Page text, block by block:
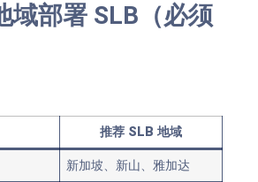
域部署 SLB（必须
推荐 SLB 地域
新加坡、新山、雅加达